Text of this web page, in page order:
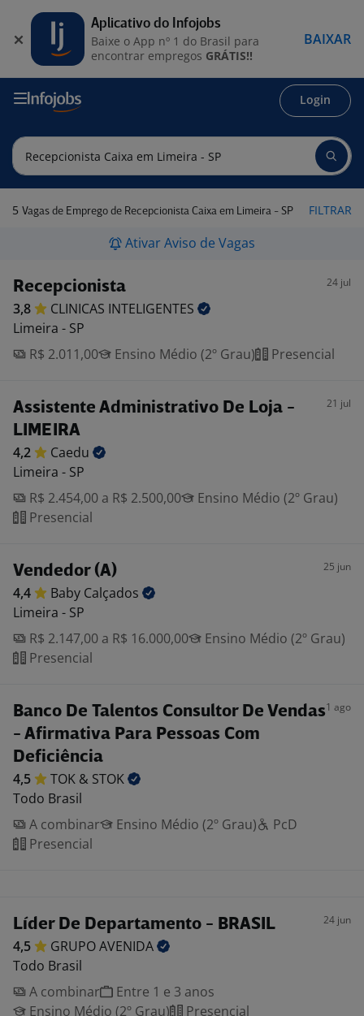
Login
5 Vagas de Emprego de Recepcionista Caixa em Limeira - SP FILTRAR
Ativar Aviso de Vagas
Recepcionista 24 jul
3,8 CLINICAS INTELIGENTES
Limeira - SP
R$ 2.011,00
Ensino Médio (2º Grau) Presencial
Assistente Administrativo De Loja -
LIMEIRA
21 jul
4,2
Caedu
Limeira - SP
R$ 2.454,00 a R$ 2.500,00
Ensino Médio (2º Grau)
Presencial
Vendedor (A) 25 jun
4,4 Baby Calçados
Limeira - SP
R$ 2.147,00 a R$ 16.000,00
Ensino Médio (2º Grau)
Presencial
Banco De Talentos Consultor De Vendas
- Afirmativa Para Pessoas Com
Deficiência
1 ago
4,5 TOK & STOK
Todo Brasil
A combinar
Ensino Médio (2º Grau)
PcD
Presencial
Líder De Departamento - BRASIL 24 jun
4,5 GRUPOAVENIDA
Todo Brasil
A combinar
Entre 1 e 3 anos
Ensino Médio (2º Grau)
Presencial
Aplicativo do Infojobs
Baixe o App nº 1 do Brasil para
encontrar empregos GRÁTIS!!
BAIXAR